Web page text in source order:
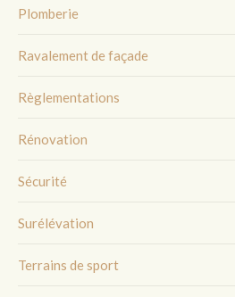
Plomberie
Ravalement de façade
Règlementations
Rénovation
Sécurité
Surélévation
Terrains de sport